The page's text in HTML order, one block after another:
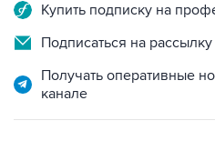
Купить подписку на
Подписаться на
Получать оперативные
канале